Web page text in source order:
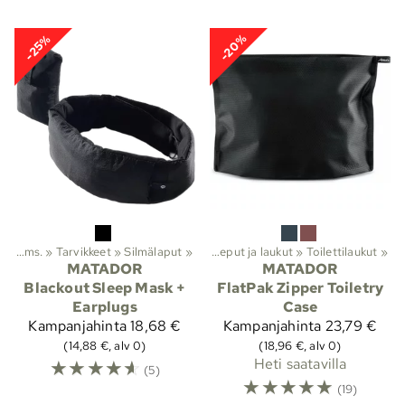
-25%
Makuupussit yms. ‪» Tarvikkeet ‪»Silmälaput ‪»
MATADOR
Blackout Sleep Mask +
Earplugs
Kampanjahinta18,68 €
(14,88 €, alv 0)
☆☆☆☆☆ (5)
-20%
Lajit‪»Vaellus Reput ja laukut ‪» Toilettilaukut ‪»
MATADOR
FlatPak Zipper Toiletry
Case
Kampanjahinta 23,79 €
(18,96 €, alv 0)
Heti saatavilla
☆☆☆☆☆ (19)